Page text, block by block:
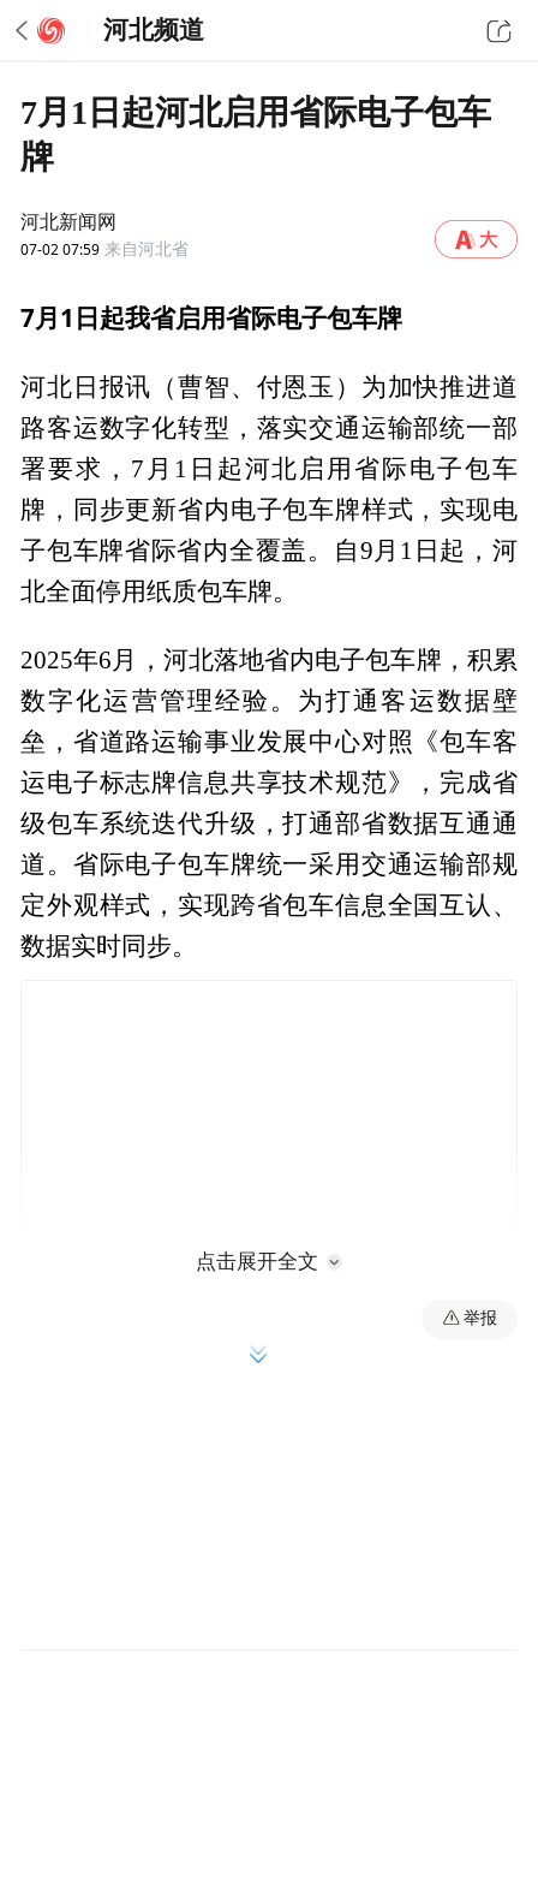
河北频道
7月1日起河北启用省际电子包车
牌
河北新闻网
07-02 07:59 来自河北省
7月1日起我省启用省际电子包车牌
河北日报讯（曹智、付恩玉）为加快推进道
路客运数字化转型，落实交通运输部统一部
署要求，7月1日起河北启用省际电子包车
牌，同步更新省内电子包车牌样式，实现电
子包车牌省际省内全覆盖。自9月1日起，河
北全面停用纸质包车牌。
2025年6月，河北落地省内电子包车牌，积累
数字化运营管理经验。为打通客运数据壁
垒，省道路运输事业发展中心对照《包车客
运电子标志牌信息共享技术规范》，完成省
级包车系统迭代升级，打通部省数据互通通
道。省际电子包车牌统一采用交通运输部规
定外观样式，实现跨省包车信息全国互认、
数据实时同步。
点击展开全文
举报